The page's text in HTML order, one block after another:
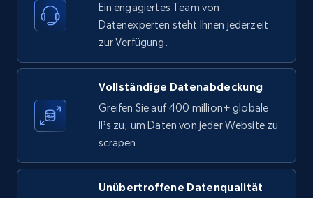
count, and more.
TikTok - Posts - discover new records by
URL, Post id, Description, Create time, Digg
count, and more.
Ein engagiertes Team von
Datenexperten steht Ihnen jederzeit
zur Verfügung.
Vollständige Datenabdeckung
Greifen Sie auf 400 million+ globale
IPs zu, um Daten von jeder Website zu
scrapen.
Unübertroffene Datenqualität